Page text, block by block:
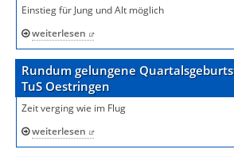
Einstieg für Jung und Alt möglich
weiterlesen
Rundum gelungene
TuS Oestringen
Zeit verging wie im Flug
weiterlesen